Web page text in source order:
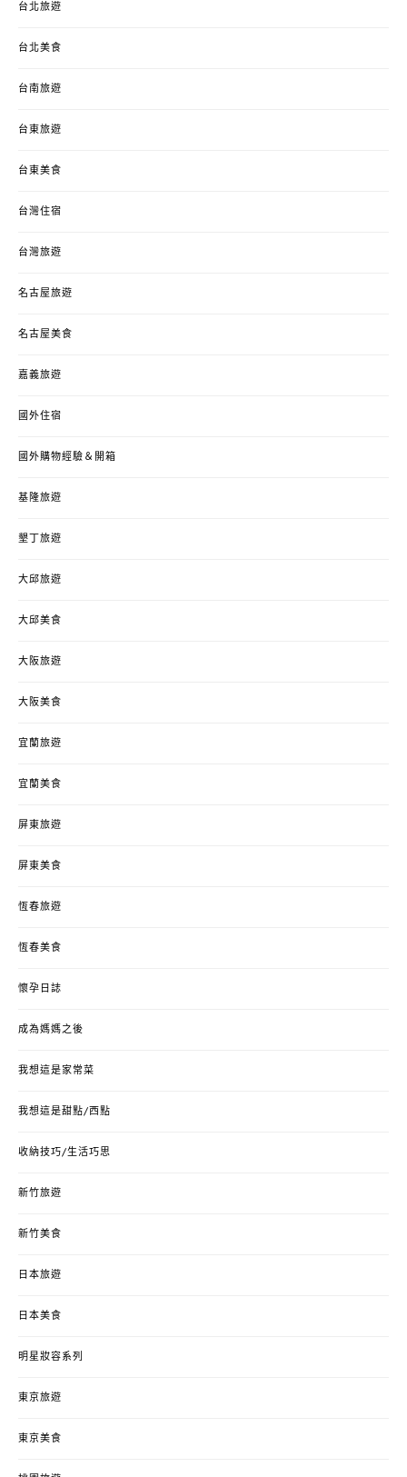
台北旅遊
台北美食
台南旅遊
台東旅遊
台東美食
台灣住宿
台灣旅遊
名古屋旅遊
名古屋美食
嘉義旅遊
國外住宿
國外購物經驗＆開箱
基隆旅遊
墾丁旅遊
大邱旅遊
大邱美食
大阪旅遊
大阪美食
宜蘭旅遊
宜蘭美食
屏東旅遊
屏東美食
恆春旅遊
恆春美食
懷孕日誌
成為媽媽之後
我想這是家常菜
我想這是甜點/西點
收納技巧/生活巧思
新竹旅遊
新竹美食
日本旅遊
日本美食
明星妝容系列
東京旅遊
東京美食